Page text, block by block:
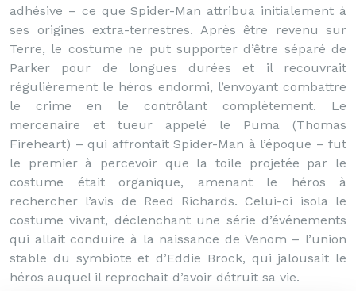
adhésive – ce que Spider-Man attribua initialement à
ses origines extra-terrestres. Après être revenu sur
Terre, le costume ne put supporter d’être séparé de
Parker pour de longues durées et il recouvrait
régulièrement le héros endormi, l’envoyant combattre
le crime en le contrôlant complètement. Le
mercenaire et tueur appelé le Puma (Thomas
Fireheart) – qui affrontait Spider-Man à l’époque – fut
le premier à percevoir que la toile projetée par le
costume était organique, amenant le héros à
rechercher l’avis de Reed Richards. Celui-ci isola le
costume vivant, déclenchant une série d’événements
qui allait conduire à la naissance de Venom – l’union
stable du symbiote et d’Eddie Brock, qui jalousait le
héros auquel il reprochait d’avoir détruit sa vie.